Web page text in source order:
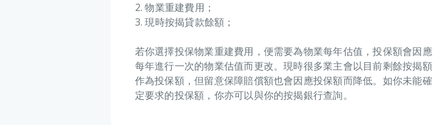
2. 物業重建費用；
3. 現時按揭貸款餘額；
若你選擇投保物業重建費用，便需要為物業每年估值，投保額會因應
每年進行一次的物業估值而更改。現時很多業主會以目前剩餘按揭額
作為投保額，但留意保障賠償額也會因應投保額而降低。如你未能確
定要求的投保額，你亦可以與你的按揭銀行查詢。